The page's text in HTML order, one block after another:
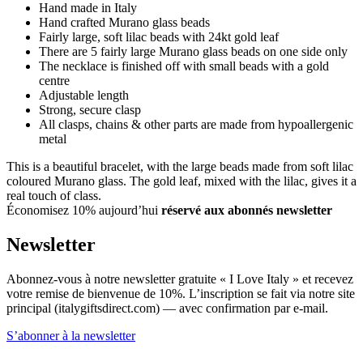
Hand made in Italy
Hand crafted Murano glass beads
Fairly large, soft lilac beads with 24kt gold leaf
There are 5 fairly large Murano glass beads on one side only
The necklace is finished off with small beads with a gold
centre
Adjustable length
Strong, secure clasp
All clasps, chains & other parts are made from hypoallergenic
metal
This is a beautiful bracelet, with the large beads made from soft lilac
coloured Murano glass. The gold leaf, mixed with the lilac, gives it a
real touch of class.
Économisez 10% aujourd’hui réservé aux abonnés newsletter
Newsletter
Abonnez-vous à notre newsletter gratuite « I Love Italy » et recevez
votre remise de bienvenue de 10%. L’inscription se fait via notre site
principal (italygiftsdirect.com) — avec confirmation par e-mail.
S’abonner à la newsletter